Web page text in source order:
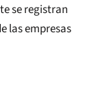
se registran
las empresas